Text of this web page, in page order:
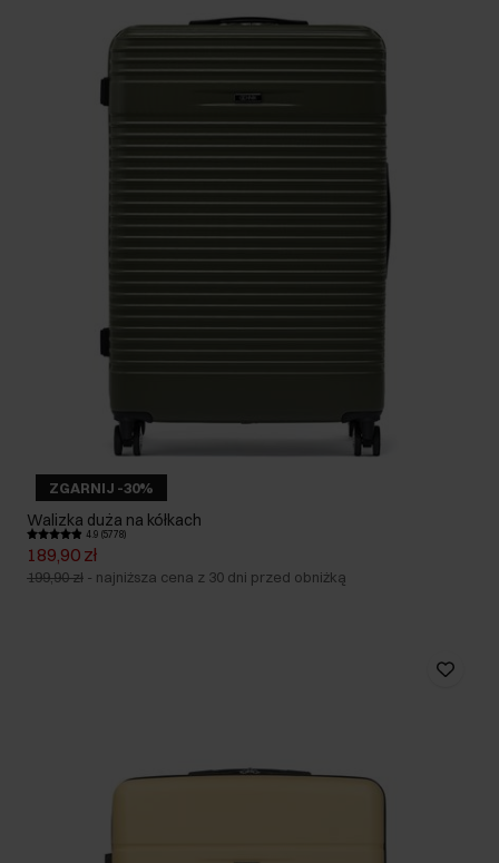
ZGARNIJ -30%
Walizka duża na kółkach
4.9 (5778)
189,90 zł
199,90 zł - najniższa cena z 30 dni przed obniżką